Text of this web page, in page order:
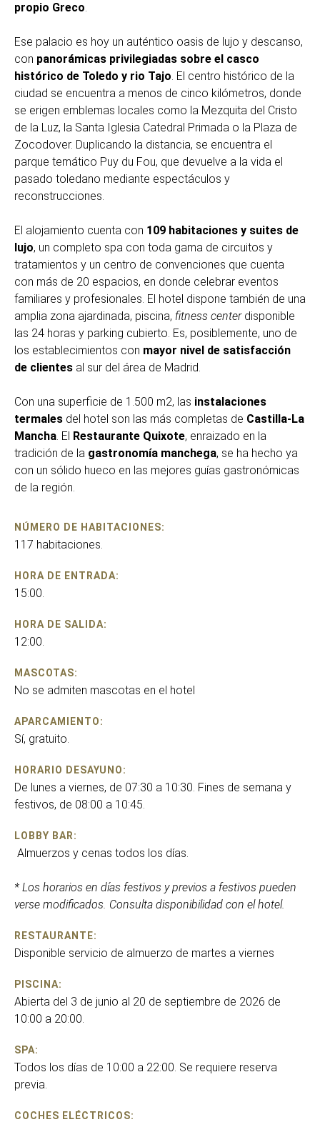
propio Greco.
Ese palacio es hoy un auténtico oasis de lujo y descanso,
con panorámicas privilegiadas sobre el casco
histórico de Toledo y rio Tajo. El centro histórico de la
ciudad se encuentra a menos de cinco kilómetros, donde
se erigen emblemas locales como la Mezquita del Cristo
de la Luz, la Santa Iglesia Catedral Primada o la Plaza de
Zocodover. Duplicando la distancia, se encuentra el
parque temático Puy du Fou, que devuelve a la vida el
pasado toledano mediante espectáculos y
reconstrucciones.
El alojamiento cuenta con 109 habitaciones y suites de
lujo, un completo spa con toda gama de circuitos y
tratamientos y un centro de convenciones que cuenta
con más de 20 espacios, en donde celebrar eventos
familiares y profesionales. El hotel dispone también de una
amplia zona ajardinada, piscina, fitness centerdisponible
las 24 horas y parking cubierto. Es, posiblemente, uno de
los establecimientos con mayor nivel de satisfacción
de clientes al sur del área de Madrid.
Con una superficie de 1.500 m2, las instalaciones
termales del hotel son las más completas de Castilla-La
Mancha. El Restaurante Quixote, enraizado en la
tradición de la gastronomía manchega, se ha hecho ya
con un sólido hueco en las mejores guías gastronómicas
de la región.
NÚMERO DE HABITACIONES:
117 habitaciones.
HORA DE ENTRADA:
15:00.
HORA DE SALIDA:
12:00.
MASCOTAS:
No se admiten mascotas en el hotel
APARCAMIENTO:
Sí, gratuito.
HORARIO DESAYUNO:
De lunes a viernes, de 07:30 a 10:30. Fines de semana y
festivos, de 08:00 a 10:45.
LOBBY BAR:
Almuerzos y cenas todos los días.
* Los horarios en días festivos y previos a festivos pueden
verse modificados. Consulta disponibilidad con el hotel.
RESTAURANTE:
Disponible servicio de almuerzo de martes a viernes
PISCINA:
Abierta del 3 de junio al 20 de septiembre de 2026 de
10:00 a 20:00.
SPA:
Todos los días de 10:00 a 22:00. Se requiere reserva
previa.
COCHES ELÉCTRICOS: